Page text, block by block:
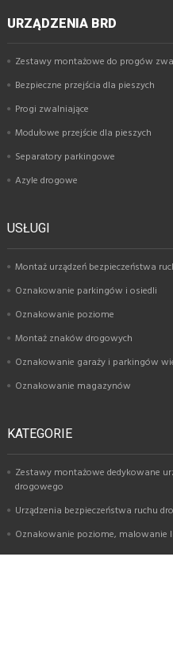
URZĄDZENIA BRD
Zestawy montażowe do progów
Bezpieczne przejścia dla pieszych
Progi zwalniające
Modułowe przejście dla pieszych
Separatory parkingowe
Azyle drogowe
USŁUGI
Montaż urządzeń bezpieczeństwa
Oznakowanie parkingów i osiedli
Oznakowanie poziome
Montaż znaków drogowych
Oznakowanie garaży i parkingów
Oznakowanie magazynów
KATEGORIE
Zestawy montażowe dedykowane
drogowego
Urządzenia bezpieczeństwa ruchu
Oznakowanie poziome, malowanie
Znaki i tablice drogowe